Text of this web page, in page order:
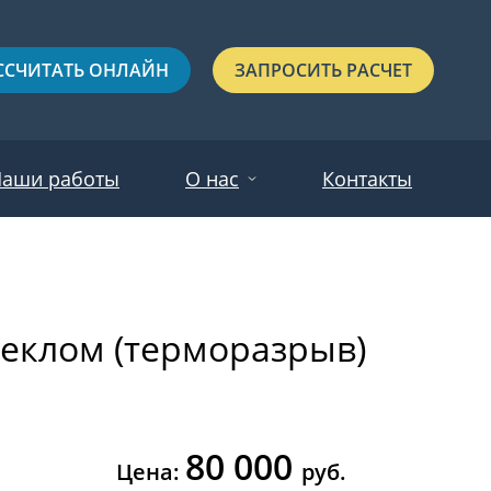
ОНЛАЙН ЗАПРОСИТЬ РАСЧЕТ
Черные
Зеленые
С выдавленным рисунком
работы О нас Контакты
(терморазрыв)
Цена: 80 000 руб.